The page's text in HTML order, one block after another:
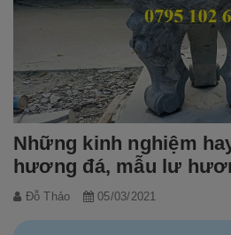
Những kinh nghiệm
hương đá, mẫu lư
Đỗ Thảo 05/03/2021